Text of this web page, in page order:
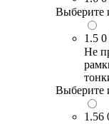
Выберите
1.5
Не
Выберите
1.56